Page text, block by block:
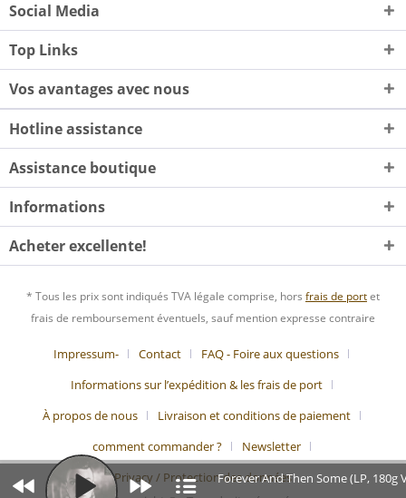
Social Media
Top Links
Vos avantages avec nous
Hotline assistance
Assistance boutique
Informations
Acheter excellente!
* Tous les prix sont indiqués TVA légale comprise, hors frais de portet
frais de remboursement éventuels, sauf mention expresse contraire
Impressum- Contact
FAQ - Foire aux questions
Informations sur l’expédition & les frais de port
À propos de nous
Livraison et conditions de paiement
comment commander ?
Newsletter
Privacy / Protection des donnéesForever And Then Some (LP, 180g